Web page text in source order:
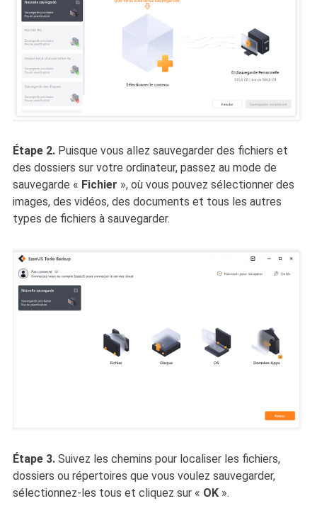
Étape 2.Puisque vous allez sauvegarder des fichiers et
des dossiers sur votre ordinateur, passez au mode de
sauvegarde « Fichier », où vous pouvez sélectionner des
images, des vidéos, des documents et tous les autres
types de fichiers à sauvegarder.
Étape 3. Suivez les chemins pour localiser les fichiers,
dossiers ou répertoires que vous voulez sauvegarder,
sélectionnez-les tous et cliquez sur « OK ».